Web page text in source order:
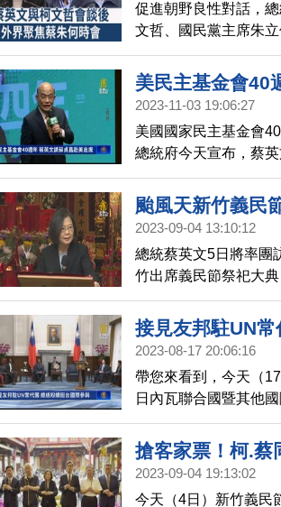
促進朝野良性對話，
文哲、國民黨主席朱
立倫說會再找適當時
美民主基金會40
2023-11-03 19:06:27
美國國家民主基金會
總統府今天宣布，蔡
詞。該會會長威爾遜7
總統表示這殊榮是給
力，並彰顯該基金會
颱風天新竹義民
2023-09-04 13:10:12
總統蔡英文5日將率團
竹出席義民節祭祀大
宣布參選後，兩人首
動。
接見友邦駐UN
2023-08-17 20:06:16
帶您來看到，今天（
日內瓦聯合國暨其他
盼友邦能繼續支持台
示，友邦會持續擔任
搶客家票！柯.蔡
2023-09-04 19:13:02
今天（4日）新竹義民